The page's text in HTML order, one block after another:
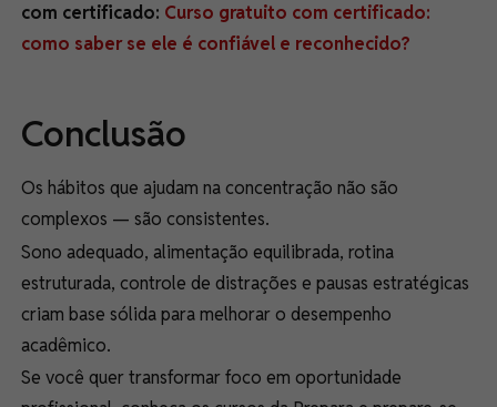
com certificado: Curso gratuito com certificado:
como saber se ele é confiável e reconhecido?
Conclusão
Os hábitos que ajudam na concentração não são
complexos — são consistentes.
Sono adequado, alimentação equilibrada, rotina
estruturada, controle de distrações e pausas estratégicas
criam base sólida para melhorar o desempenho
acadêmico.
Se você quer transformar foco em oportunidade